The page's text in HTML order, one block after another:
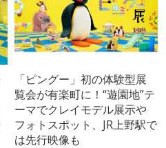
「ピングー」初の体験型展
覧会が有楽町に！“遊園地”テ
ーマでクレイモデル展示や
フォトスポット、JR上野駅で
は先行映像も